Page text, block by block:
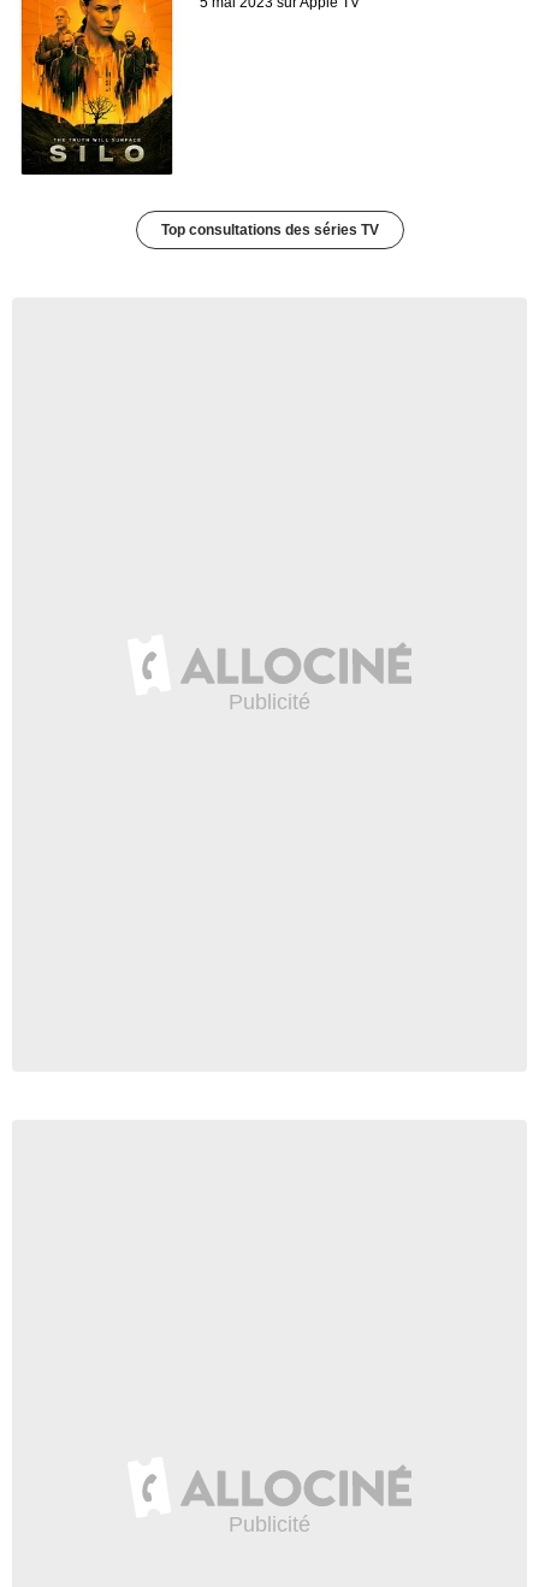
Top consultations des séries TV